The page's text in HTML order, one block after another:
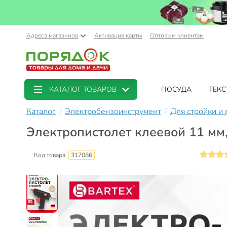
Адреса магазинов Активация карты Оптовым клиентам
КАТАЛОГ ТОВАРОВ ПОСУДА
Каталог Электробензоинструмент Для стройки и
Электропистолет клеевой 11
Код товара: 317086